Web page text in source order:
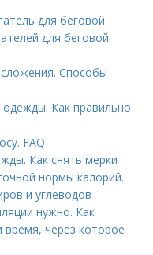
для беговой
для беговой
Способы
одежды. Как правильно
FAQ
Как снять мерки
нормы калорий.
и углеводов
нужно. Как
время, через которое